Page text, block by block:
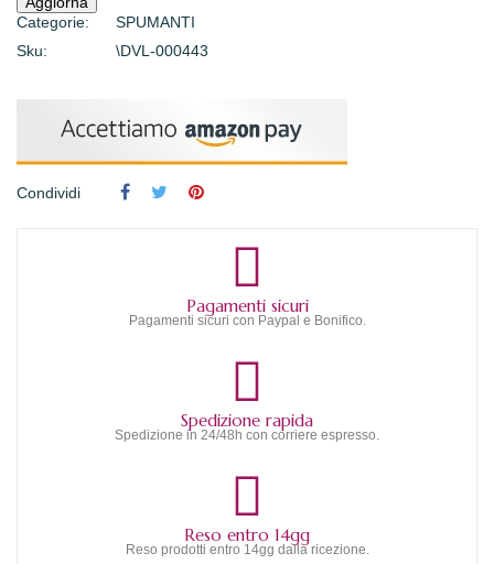
Categorie:
SPUMANTI
Sku:
\DVL-000443
Condividi
Pagamenti sicuri
Pagamenti sicuri con Paypal e Bonifico.
Spedizione rapida
Spedizione in 24/48h con corriere espresso.
Reso entro 14gg
Reso prodotti entro 14gg dalla ricezione.